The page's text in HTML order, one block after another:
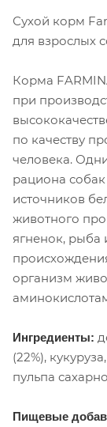
Сухой корм
для взрослых
Корма
при
по качеству
человека.
рациона собак
источников
животного
ягненок, рыба
организм
Ингредиенты:
(22%),
пульпа
Пищевые